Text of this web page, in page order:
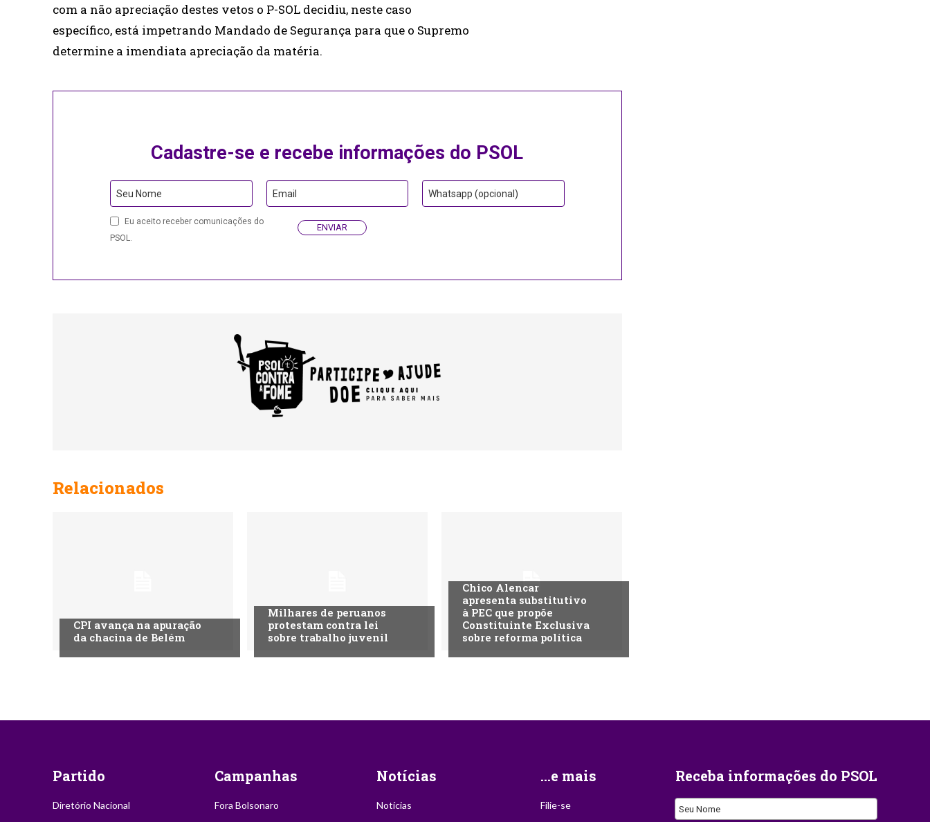
com a não apreciação destes vetos o P-SOL decidiu, neste caso
específico, está impetrando Mandado de Segurança para que o Supremo
determine a imendiata apreciação da matéria.
Cadastre-se e recebe informações do PSOL
Seu Nome Email Whatsapp (opcional)
Website
URL
Eu aceito receber comunicações do
PSOL.
ENVIAR
Relacionados
CPI avança na apuração
da chacina de Belém
Milhares de peruanos
protestam contra lei
sobre trabalho juvenil
Chico Alencar
apresenta substitutivo
à PEC que propõe
Constituinte Exclusiva
sobre reforma política
Partido
Diretório Nacional
Campanhas
Fora Bolsonaro
Notícias
Notícias
...e mais
Filie-se
Receba informações do PSOL
Seu Nome